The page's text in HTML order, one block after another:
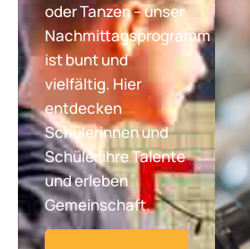
oder Tanzen – unser
Nachmittagsprogramm
ist bunt und
vielfältig. Hier
entdecken
Schülerinnen und
Schüler ihre Talente
und erleben
Gemeinschaft.